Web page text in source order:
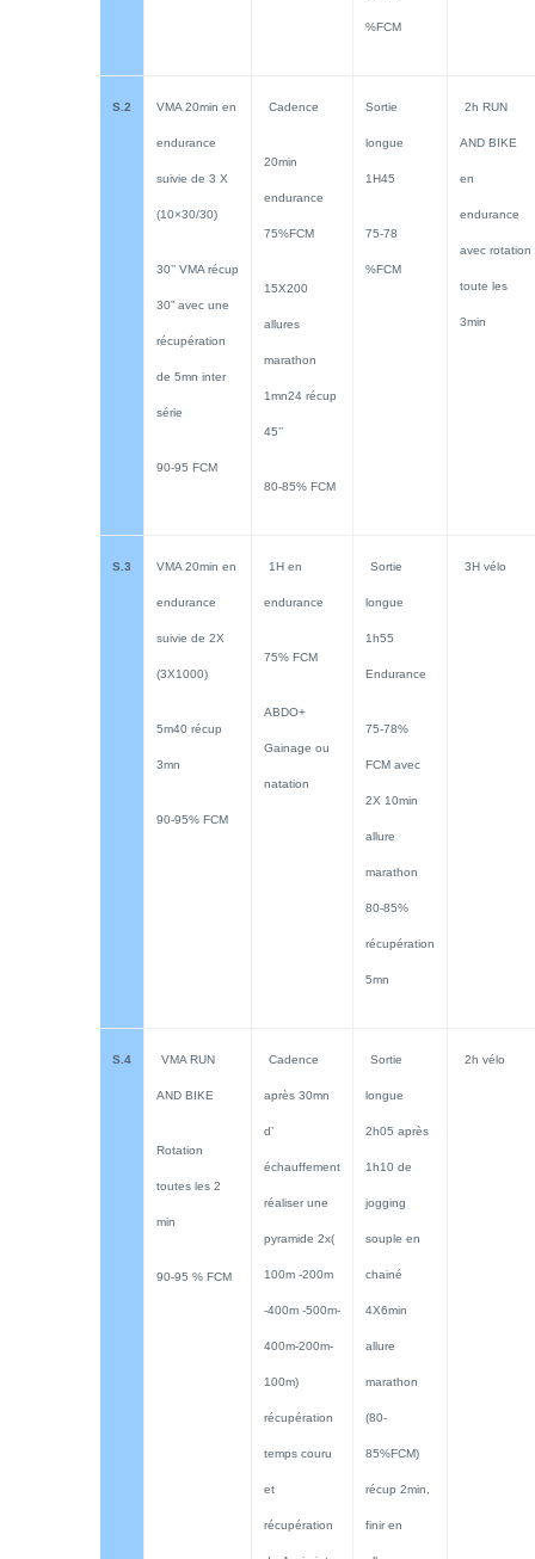
%FCM
S. 2 VMA 20min en
endurance
suivie de 3 X
(10×30/30)
30’’ VMA récup
30” avec une
récupération
de 5mn inter
série
90-95 FCM
Cadence
20min
endurance
75%FCM
15X200
allures
marathon
1mn24 récup
45’’
80-85% FCM
Sortie
longue
1H45
75-78
%FCM
2h RUN
AND BIKE
en
endurance
avec rotation
toute les
3min
S.3 VMA 20min en
endurance
suivie de 2X
(3X1000)
5m40 récup
3mn
90-95% FCM
1H en
endurance
75% FCM
ABDO+
Gainage ou
natation
Sortie
longue
1h55
Endurance
75-78%
FCM avec
2X 10min
allure
marathon
80-85%
récupération
5mn
3H vélo
S.4 VMA RUN
AND BIKE
Rotation
toutes les 2
min
90-95 % FCM
Cadence
après 30mn
d’
échauffement
réaliser une
pyramide 2x(
100m -200m
-400m -500m-
400m-200m-
100m)
récupération
temps couru
et
récupération
Sortie
longue
2h05 après
1h10 de
jogging
souple en
chainé
4X6min
allure
marathon
(80-
85%FCM)
récup 2min,
finir en
2h vélo